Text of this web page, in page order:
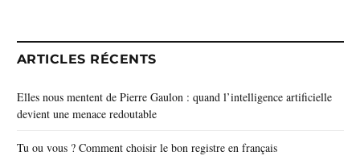
ARTICLES RÉCENTS
Elles nous mentent de Pierre Gaulon : quand l’intelligence artificielle
devient une menace redoutable
Tu ou vous ? Comment choisir le bon registre en français